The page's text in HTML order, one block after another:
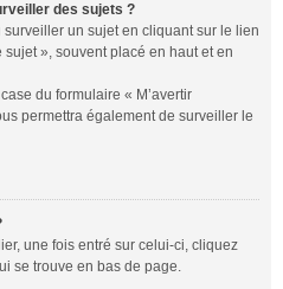
des sujets ?
un sujet en cliquant sur le lien
», souvent placé en haut et en
du formulaire « M’avertir
permettra également de surveiller le
une fois entré sur celui-ci, cliquez
se trouve en bas de page.